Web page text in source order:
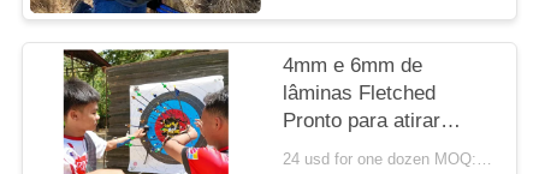
4mm e 6mm de
lâminas Fletched
Pronto para atirar
Youth Arrow
24 usd for one dozen MOQ:2 dúzias